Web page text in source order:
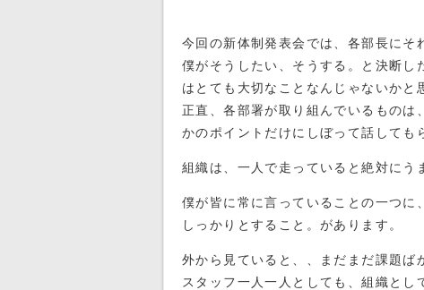
今回の新体制発表会では、各部長に
僕がそうしたい、そうする。と決断
はとても大切なことなんじゃないかと
正直、各部署が取り組んでいるもの
かのポイントだけにしぼって話して
組織は、一人で走っていると絶対にう
僕が皆に常に言っていることの一つ
しっかりとすること。があります。
外から見ていると、、まだまだ課題ば
スタッフ一人一人としても、組織とし